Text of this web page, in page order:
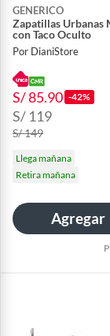
GENERICO
Zapatillas Urbanas
con Taco Oculto
Por DianiStore
S/ 85.90 -42%
S/ 119
S/ 149
Llega mañana
Retira mañana
Agregar